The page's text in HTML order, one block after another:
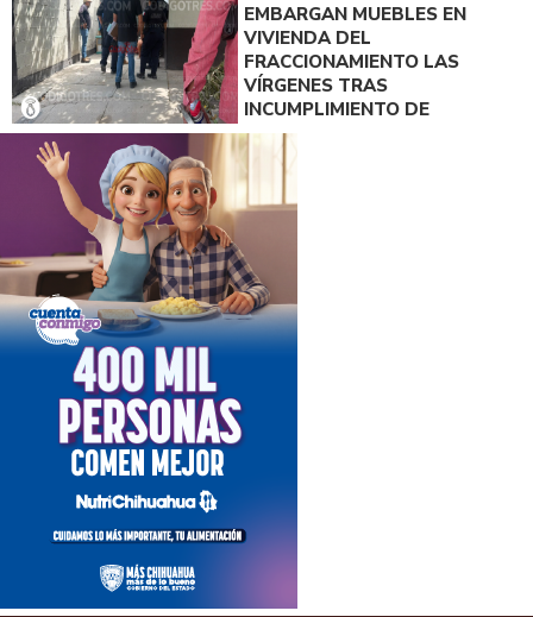
EMBARGAN MUEBLES EN
VIVIENDA DEL
FRACCIONAMIENTO LAS
VÍRGENES TRAS
INCUMPLIMIENTO DE
ACUERDO DE PAGO